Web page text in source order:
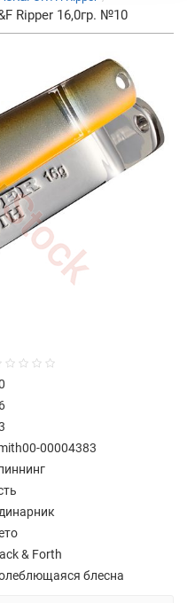
Ripper 16,0гр. №10
00004383
& Forth
блесна